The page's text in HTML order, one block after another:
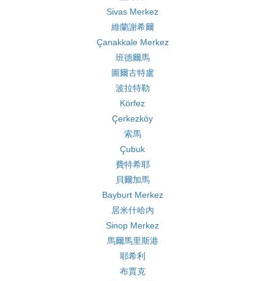
Sivas Merkez
維蘭謝希爾
Çanakkale Merkez
班德爾馬
圖爾古特盧
波拉特勒
Körfez
Çerkezköy
索馬
Çubuk
費特希耶
貝爾加馬
Bayburt Merkez
居米什哈內
Sinop Merkez
馬爾馬里斯港
耶希利
布賈克